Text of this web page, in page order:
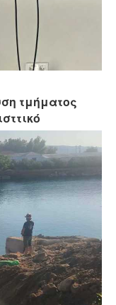
τμήματος